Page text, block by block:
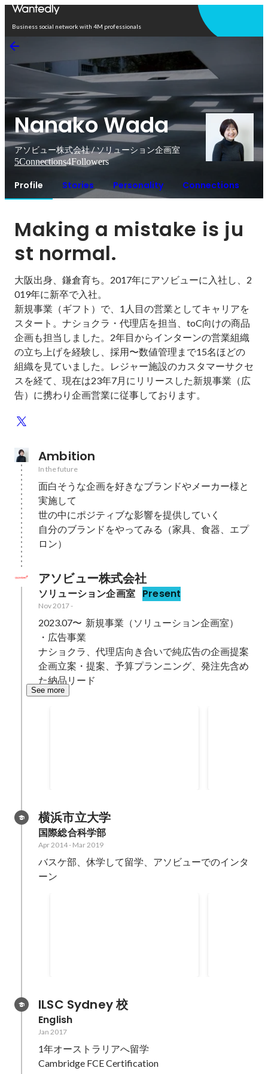
Business social network with 4M professionals
Nanako Wada
アソビュー株式会社 / ソリューション企画室
5Connections4Followers
Profile Stories Personality Connections
Making a mistake is ju
st normal.
大阪出身、鎌倉育ち。2017年にアソビューに入社し、2
019年に新卒で入社。
新規事業（ギフト）で、1人目の営業としてキャリアを
スタート。ナショクラ・代理店を担当、toC向けの商品
企画も担当しました。2年目からインターンの営業組織
の立ち上げを経験し、採用〜数値管理まで15名ほどの
組織を見ていました。レジャー施設のカスタマーサクセ
スを経て、現在は23年7月にリリースした新規事業（広
告）に携わり企画営業に従事しております。
Ambition
In the future
面白そうな企画を好きなブランドやメーカー様と
実施して
世の中にポジティブな影響を提供していく
自分のブランドをやってみる（家具、食器、エプ
ロン）
アソビュー株式会社
ソリューション企画室 Present
Nov 2017-
2023.07〜  新規事業（ソリューション企画室）
・広告事業
ナショクラ、代理店向き合いで純広告の企画提案
企画立案・提案、予算プランニング、発注先含め
た納品リード
See more
横浜市立大学
国際総合科学部
Apr 2014- Mar 2019
バスケ部、休学して留学、アソビューでのインタ
ーン
ILSC Sydney 校
English
Jan 2017
1年オーストラリアへ留学